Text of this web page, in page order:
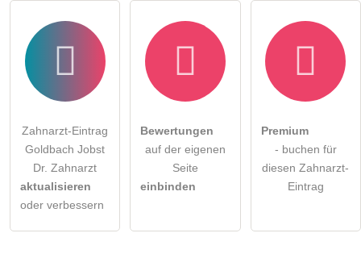
Zahnarzt-Eintrag
Goldbach Jobst
Dr. Zahnarzt
aktualisieren
oder verbessern
Bewertungen
auf der eigenen
Seite
einbinden
Premium
- buchen für
diesen Zahnarzt-
Eintrag